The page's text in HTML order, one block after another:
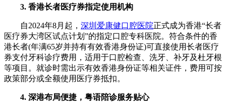
3. 香港长者医疗券指定使用机构
自2024年8月起， 深圳爱康健口腔医院正式成为香港“长者
医疗券大湾区试点计划”的指定口腔专科医院。符合条件的香
港长者(年满65岁并持有有效香港身份证)可直接使用长者医疗
券支付牙科诊疗费用，适用于口腔检查、洗牙、补牙及杜牙根
等项目。就诊时需出示有效香港身份证等相关证件，费用可按
政策部分或全额使用医疗券抵扣。
4. 深港布局便捷，粤语陪诊服务贴心